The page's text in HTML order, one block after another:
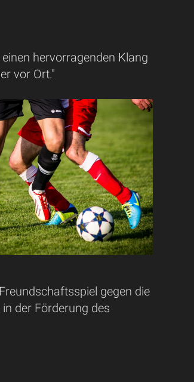
hervorragenden Klang
vor Ort."
gegen die
der Förderung des